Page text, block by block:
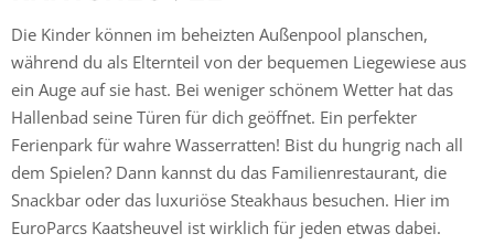
Die Kinder können im beheizten Außenpool planschen,
während du als Elternteil von der bequemen Liegewiese aus
ein Auge auf sie hast. Bei weniger schönem Wetter hat das
Hallenbad seine Türen für dich geöffnet. Ein perfekter
Ferienpark für wahre Wasserratten! Bist du hungrig nach all
dem Spielen? Dann kannst du das Familienrestaurant, die
Snackbar oder das luxuriöse Steakhaus besuchen. Hier im
EuroParcs Kaatsheuvel ist wirklich für jeden etwas dabei.